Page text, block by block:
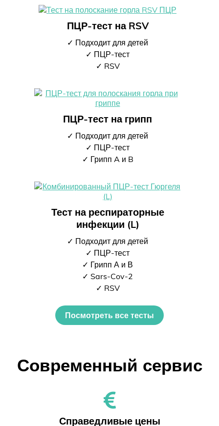
ПЦР-тест на RSV
✓ Подходит для детей
✓ ПЦР-тест
✓ RSV
ПЦР-тест на грипп
✓ Подходит для детей
✓ ПЦР-тест
✓ Грипп A и B
Тест на респираторные
инфекции (L)
✓ Подходит для детей
✓ ПЦР-тест
✓ Грипп А и В
✓ Sars-Cov-2
✓ RSV
Посмотреть все тесты
Современный сервис
Справедливые цены